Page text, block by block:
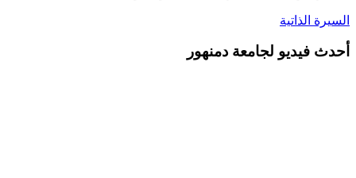
السيرة الذاتية
أحدث فيديو لجامعة دمنهور